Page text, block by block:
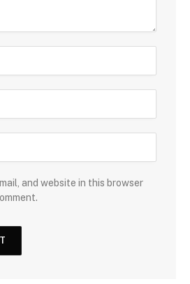
and website in this browser